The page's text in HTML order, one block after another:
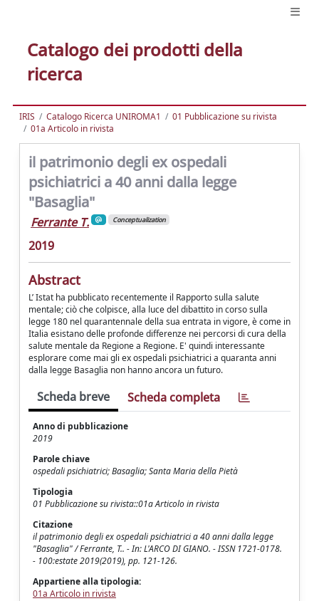
Catalogo dei prodotti della
ricerca
IRIS Catalogo Ricerca UNIROMA1
01 Pubblicazione su rivista
01a Articolo in rivista
il patrimonio degli ex ospedali
psichiatrici a 40 anni dalla legge
"Basaglia"
Ferrante T. Conceptualization
2019
Abstract
L’ Istat ha pubblicato recentemente il Rapporto sulla salute
mentale; ciò che colpisce, alla luce del dibattito in corso sulla
legge 180 nel quarantennale della sua entrata in vigore, è come in
Italia esistano delle profonde differenze nei percorsi di cura della
salute mentale da Regione a Regione. E' quindi interessante
esplorare come mai gli ex ospedali psichiatrici a quaranta anni
dalla legge Basaglia non hanno ancora un futuro.
Scheda breve Scheda completa
Anno di pubblicazione
2019
Parole chiave
ospedali psichiatrici; Basaglia; Santa Maria della Pietà
Tipologia
01 Pubblicazione su rivista::01a Articolo in rivista
Citazione
il patrimonio degli ex ospedali psichiatrici a 40 anni dalla legge
"Basaglia" / Ferrante, T.. - In: L'ARCO DI GIANO. - ISSN 1721-0178.
- 100:estate 2019(2019), pp. 121-126.
Appartiene alla tipologia:
01a Articolo in rivista